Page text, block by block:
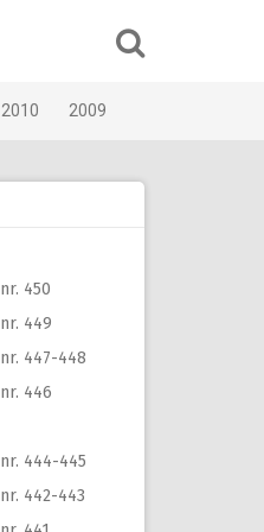
2010 2009
450
449
447-448
446
444-445
442-443